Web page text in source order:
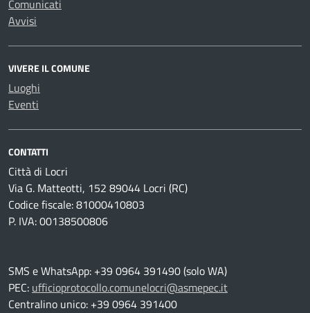
Comunicati
Avvisi
VIVERE IL COMUNE
Luoghi
Eventi
CONTATTI
Città di Locri
Via G. Matteotti, 152 89044 Locri (RC)
Codice fiscale: 81000410803
P. IVA: 00138500806
SMS e WhatsApp: +39 0964 391490 (solo WA)
PEC: ufficioprotocollo.comunelocri@asmepec.it
Centralino unico: +39 0964 391400